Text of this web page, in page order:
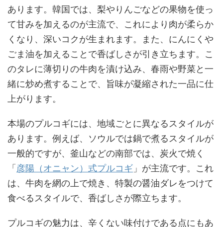
あります。韓国では、梨やりんごなどの果物を使っ
て甘みを加えるのが主流で、これにより肉が柔らか
くなり、深いコクが生まれます。また、にんにくや
ごま油を加えることで香ばしさが引き立ちます。こ
のタレに薄切りの牛肉を漬け込み、春雨や野菜と一
緒に炒め煮することで、旨味が凝縮された一品に仕
上がります。
本場のプルコギには、地域ごとに異なるスタイルが
あります。例えば、ソウルでは鍋で煮るスタイルが
一般的ですが、釜山などの南部では、炭火で焼く
「彦陽（オニャン）式プルコギ 」が主流です。これ
は、牛肉を網の上で焼き、特製の醤油ダレをつけて
食べるスタイルで、香ばしさが際立ちます。
プルコギの魅力は、辛くない味付けである点にもあ